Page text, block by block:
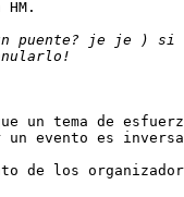
un tema de
evento es
de los